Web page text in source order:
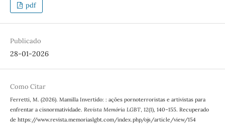
pdf
Publicado
28-01-2026
Como Citar
Ferretti, M. (2026). Mamilla Invertido: : ações pornoterroristas e artivistas para
enfrentar a cisnormatividade. Revista Memória LGBT, 12(1), 140–155. Recuperado
de https://www.revista.memoriaslgbt.com/index.php/ojs/article/view/154